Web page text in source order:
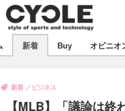
製品/用品
コラム
デバイス
新着 Buy オピニオ
【MLB】「議論は
新着 ビジネス